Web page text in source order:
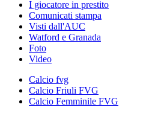
I giocatore in prestito
Comunicati stampa
Visti dall'AUC
Watford e Granada
Foto
Video
Calcio fvg
Calcio Friuli FVG
Calcio Femminile FVG